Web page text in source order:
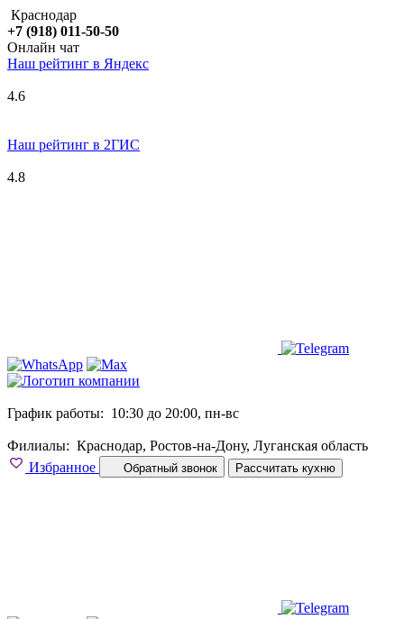
Краснодар
+7 (918) 011-50-50
Онлайн чат
Наш рейтинг в Яндекс
4.6
Наш рейтинг в 2ГИС
4.8
График работы: 10:30 до 20:00, пн-вс
Филиалы: Краснодар, Ростов-на-Дону, Луганская область
Избранное
Обратный звонок Рассчитать кухню